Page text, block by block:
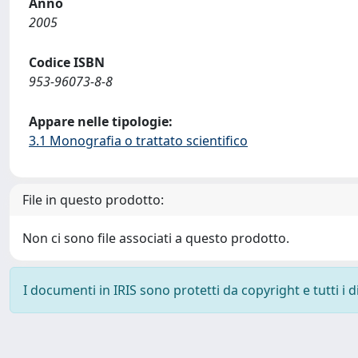
2005
Codice ISBN
953-96073-8-8
Appare nelle tipologie:
3.1 Monografia o trattato scientifico
File in questo prodotto:
Non ci sono file associati a questo prodotto.
I documenti in IRIS sono protetti da copyright e tutti i